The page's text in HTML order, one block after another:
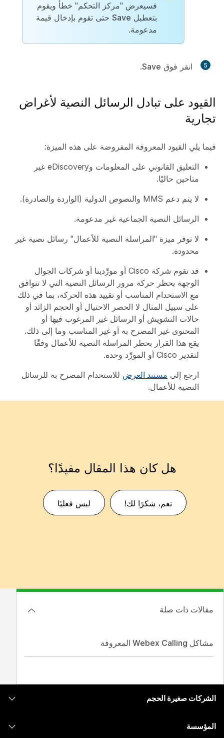
فسيعرض "مركز التحكم" خطأ ويقوم
بتعطيل Save حتى تقوم بإدخال قيمة
مدعومة.
5 انقر فوق Save
.
القيود على تبادل الرسائل النصية لأغراض
تجارية
فيما يلي القيود المعروفة المفروضة على هذه الميزة:
التعليق القانوني على المعلومات وeDiscovery غير
متاحين حاليًا.
لا يتم دعم MMS والنصوص الدولية (الواردة والصادرة).
الرسائل النصية الجماعية غير مدعومة.
لا توفر ميزة "المراسلة النصية للأعمال" رسائل نصية غير
محدودة.
قد تقوم شركة Cisco أو مورِّدينا أو شركات الجوال
الوجهة بحظر حركة مرور الرسائل النصية التي لا تتوافق
مع الاستخدام المناسب أو تقييد هذه الحركة، بما في ذلك
على سبيل المثال لا الحصر الاحتيال أو الحجم الزائد أو
حالات التشويش أو الرسائل غير المرغوب فيها أو
المحتوى غير المصرح به أو غير المناسب وما إلى ذلك.
يقع هذا القرار بحظر المراسلة النصية للأعمال وفقًا
لتقدير Cisco أو المورِّد وحده.
ارجع إلى مستند العرض للاستخدام المصرح به للرسائل
النصية للأعمال.
هل كان هذا المقال مفيدًا؟
نعم، شكرًا لك! ليس فعليًا
مقالات ذات صلة
مشاكل Webex Calling المعروفة
الشركات صغيرة الحجم
المؤسسة